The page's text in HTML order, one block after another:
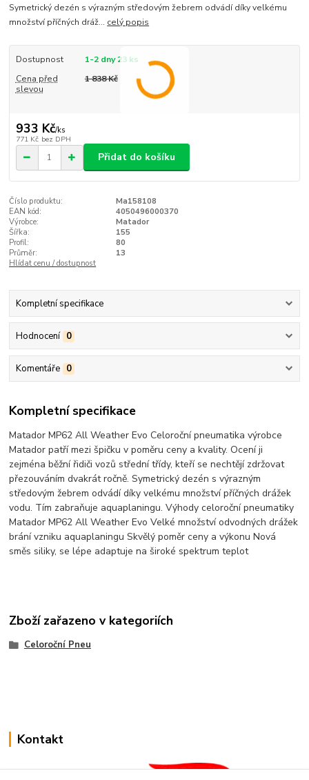
Symetrický dezén s výrazným středovým žebrem odvádí díky velkému
množství příčných dráž... celý popis
Dostupnost
1-2 dny 23 ks
Cena před
slevou
1 838 Kč
933 Kč/ks
771 Kč bez DPH
Přidat do košíku
Číslo produktu:
Ma158108
EAN kód:
4050496000370
Výrobce:
Matador
Šířka:
155
Profil:
80
Průměr:
13
Hlídat cenu / dostupnost
Kompletní specifikace
Hodnocení 0
Komentáře 0
Kompletní specifikace
Matador MP62 All Weather Evo Celoroční pneumatika výrobce
Matador patří mezi špičku v poměru ceny a kvality. Ocení ji
zejména běžní řidiči vozů střední třídy, kteří se nechtějí zdržovat
přezouváním dvakrát ročně. Symetrický dezén s výrazným
středovým žebrem odvádí díky velkému množství příčných drážek
vodu. Tím zabraňuje aquaplaningu. Výhody celoroční pneumatiky
Matador MP62 All Weather Evo Velké množství odvodných drážek
brání vzniku aquaplaningu Skvělý poměr ceny a výkonu Nová
směs siliky, se lépe adaptuje na široké spektrum teplot
Zboží zařazeno v kategoriích
Celoroční Pneu
Kontakt